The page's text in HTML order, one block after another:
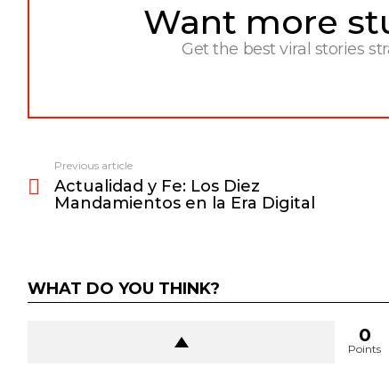
NEWSLETTERWant more
Get the best viral stories
more
Previous article
Actualidad y Fe: Los Diez
Mandamientos en la Era Digital
WHAT DO YOU THINK?
0
Points